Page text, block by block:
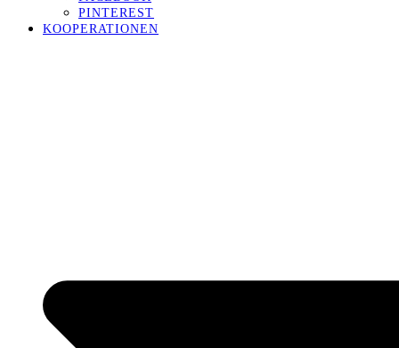
PINTEREST
KOOPERATIONEN